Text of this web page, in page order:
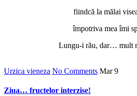
fiindcă la mălai
împotriva mea îmi
Lungu-i rău, dar… mult
Urzica vieneza No Comments Mar 9
Ziua… fructelor interzise!